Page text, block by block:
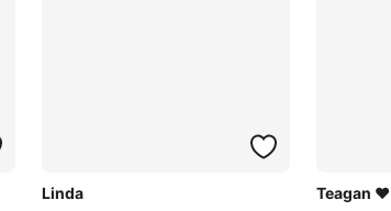
Linda Teagan ♥